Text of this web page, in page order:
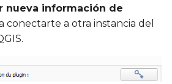
Capa de servicio
nueva información de
conectarte a otra instancia del